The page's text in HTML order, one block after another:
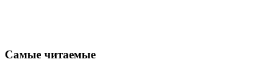
Самые читаемые